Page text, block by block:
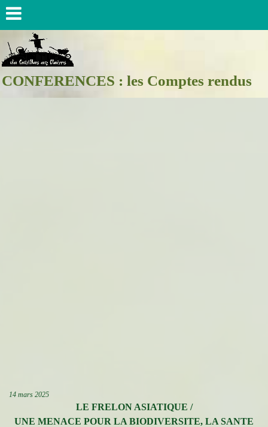
CONFERENCES : les Comptes rendus
14 mars 2025
LE FRELON ASIATIQUE /
UNE MENACE POUR LA BIODIVERSITE, LA SANTE